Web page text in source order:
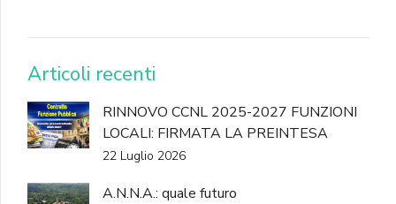
DONA
Articoli recenti
RINNOVO CCNL 2025-2027 FUNZIONI
LOCALI: FIRMATA LA PREINTESA
22 Luglio 2026
A.N.N.A.: quale futuro